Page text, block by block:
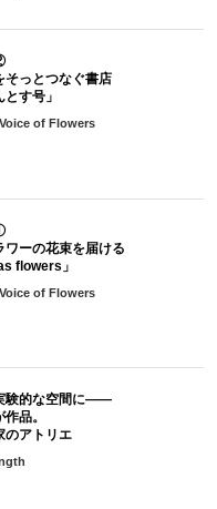
そっとつなぐ書店
とす号」
of Flowers
ワーの花束を届ける
flowers」
of Flowers
験的な空間に――
品。
のアトリエ